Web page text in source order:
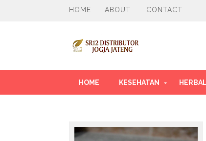
HOME ABOUT CONTACT
HOME KESEHATAN HERBAL